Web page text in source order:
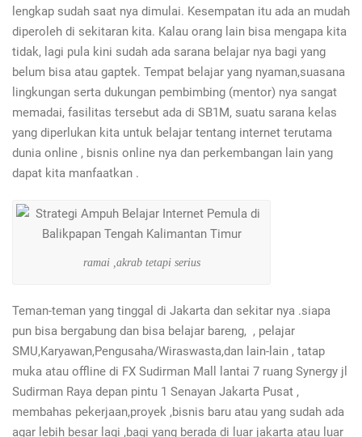
lengkap sudah saat nya dimulai. Kesempatan itu ada an mudah
diperoleh di sekitaran kita. Kalau orang lain bisa mengapa kita
tidak, lagi pula kini sudah ada sarana belajar nya bagi yang
belum bisa atau gaptek. Tempat belajar yang nyaman,suasana
lingkungan serta dukungan pembimbing (mentor) nya sangat
memadai, fasilitas tersebut ada di SB1M, suatu sarana kelas
yang diperlukan kita untuk belajar tentang internet terutama
dunia online , bisnis online nya dan perkembangan lain yang
dapat kita manfaatkan .
ramai ,akrab tetapi serius
Teman-teman yang tinggal di Jakarta dan sekitar nya .siapa
pun bisa bergabung dan bisa belajar bareng, , pelajar
SMU,Karyawan,Pengusaha/Wiraswasta,dan lain-lain , tatap
muka atau offline di FX Sudirman Mall lantai 7 ruang Synergy jl
Sudirman Raya depan pintu 1 Senayan Jakarta Pusat ,
membahas pekerjaan,proyek ,bisnis baru atau yang sudah ada
agar lebih besar lagi ,bagi yang berada di luar jakarta atau luar